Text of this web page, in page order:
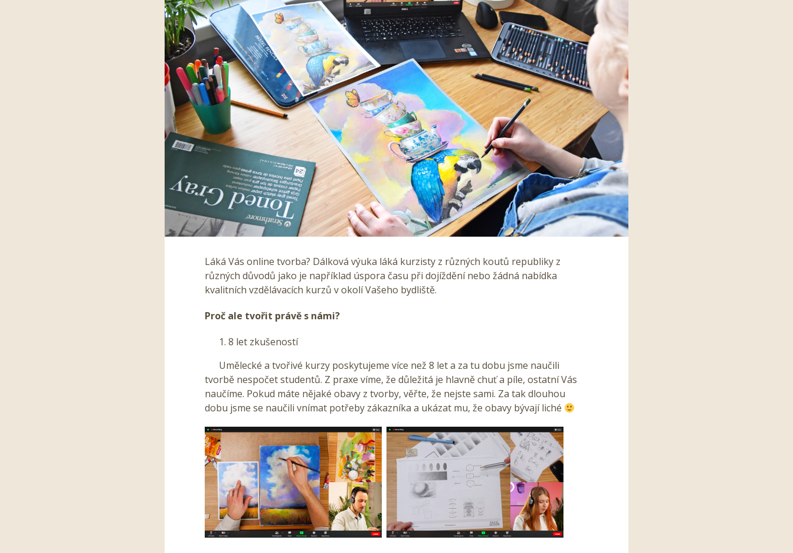
Láká Vás online tvorba? Dálková výuka láká kurzisty z různých koutů republiky z
různých důvodů jako je například úspora času při dojíždění nebo žádná nabídka
kvalitních vzdělávacích kurzů v okolí Vašeho bydliště.
Proč ale tvořit právě s námi?
8 let zkušeností
Umělecké a tvořivé kurzy poskytujeme více než 8 let a za tu dobu jsme naučili
tvorbě nespočet studentů. Z praxe víme, že důležitá je hlavně chuť a píle, ostatní Vás
naučíme. Pokud máte nějaké obavy z tvorby, věřte, že nejste sami. Za tak dlouhou
dobu jsme se naučili vnímat potřeby zákazníka a ukázat mu, že obavy bývají liché